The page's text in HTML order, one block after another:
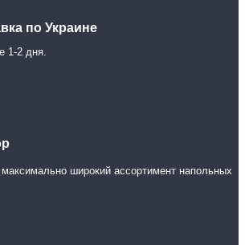
по Украине
1-2 дня.
широкий ассортимент напольных